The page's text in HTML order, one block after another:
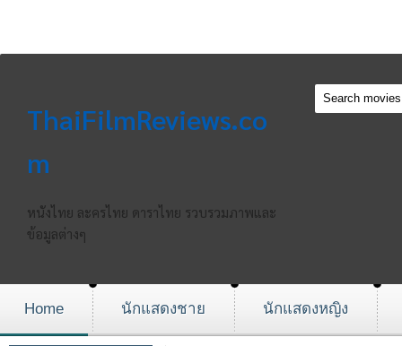
ThaiFilmReviews.co
m
หนังไทย ละครไทย ดาราไทย รวบรวมภาพและ
ข้อมูลต่างๆ
Home นักแสดงชาย นักแสดงหญิง